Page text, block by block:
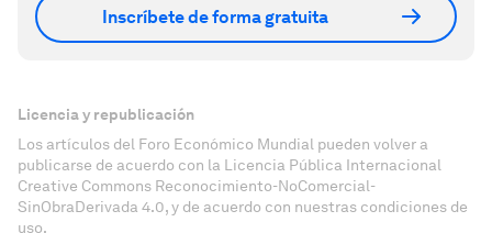
Inscríbete de forma gratuita
Licencia y republicación
Los artículos del Foro Económico Mundial pueden volver a
publicarse de acuerdo con la Licencia Pública Internacional
Creative Commons Reconocimiento-NoComercial-
SinObraDerivada 4.0, y de acuerdo con nuestras condiciones de
uso.